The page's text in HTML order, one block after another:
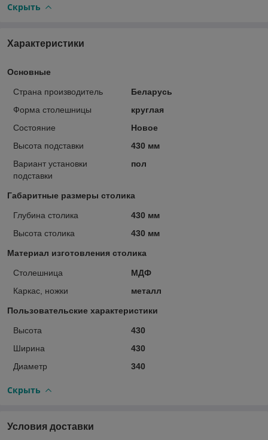
Скрыть
Характеристики
Основные
Страна производитель
Беларусь
Форма столешницы
круглая
Состояние
Новое
Высота подставки
430 мм
Вариант установки
подставки
пол
Габаритные размеры столика
Глубина столика
430 мм
Высота столика
430 мм
Материал изготовления столика
Столешница
МДФ
Каркас, ножки
металл
Пользовательские характеристики
Высота
430
Ширина
430
Диаметр
340
Скрыть
Условия доставки